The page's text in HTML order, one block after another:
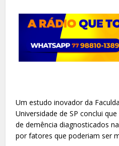
Um estudo inovador da
Universidade de SP conclui
de demência diagnosticados
por fatores que poderiam ser